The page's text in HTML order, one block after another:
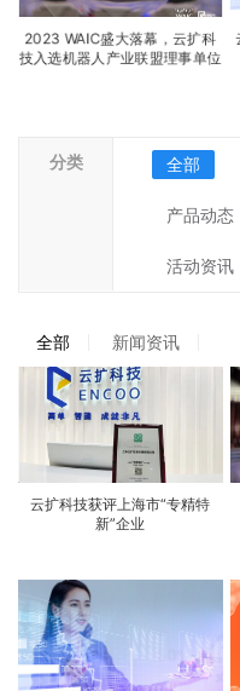
2023 WAIC盛大落幕，云扩科
技入选机器人产业联盟理事单位
分类 全部
产品动态
活动资讯
全部 新闻资讯
云扩科技获评上海市“专精特
新”企业